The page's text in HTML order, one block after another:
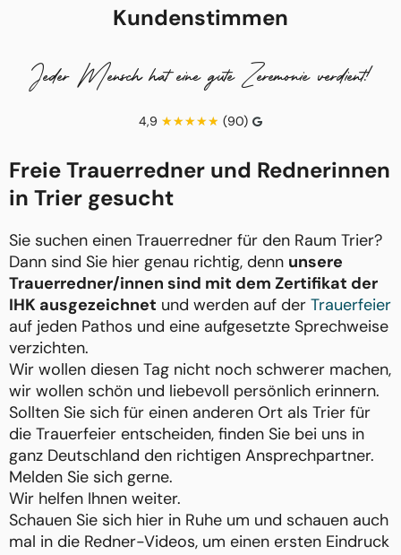
Kundenstimmen
Jeder Mensch hat eine gute Zeremonie verdient!
4,9 (90)
Freie Trauerredner und Rednerinnen
in Trier gesucht
Sie suchen einen Trauerredner für den Raum Trier?
Dann sind Sie hier genau richtig, denn unsere
Trauerredner/innen sind mit dem Zertifikat der
IHK ausgezeichnet und werden auf der Trauerfeier
auf jeden Pathos und eine aufgesetzte Sprechweise
verzichten.
Wir wollen diesen Tag nicht noch schwerer machen,
wir wollen schön und liebevoll persönlich erinnern.
Sollten Sie sich für einen anderen Ort als Trier für
die Trauerfeier entscheiden, finden Sie bei uns in
ganz Deutschland den richtigen Ansprechpartner.
Melden Sie sich gerne.
Wir helfen Ihnen weiter.
Schauen Sie sich hier in Ruhe um und schauen auch
mal in die Redner-Videos, um einen ersten Eindruck